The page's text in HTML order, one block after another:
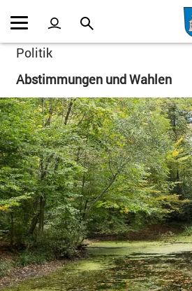
Kopfzeile
Inhalt
Politik
Abstimmungen und Wahlen